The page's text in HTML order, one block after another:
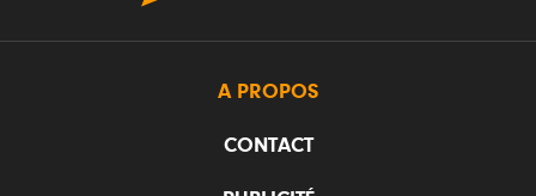
A PROPOS
CONTACT